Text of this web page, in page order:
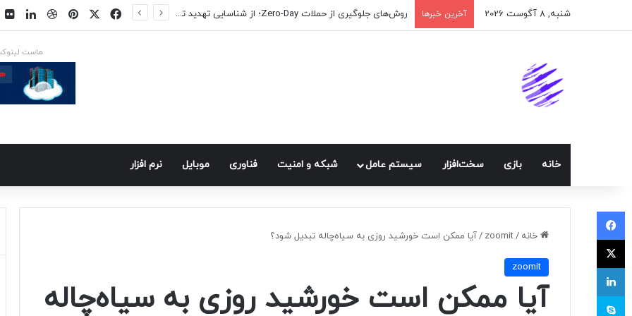
شنبه, 8 آگوست 2026 آخرین خبرها اپلیکیشن پیام‌رسان ایکس در راه است فیسبوک
ایکس پینتریستدریبببل
هاست
خانه بازی سخت‌افزار سيستم عامل شبكه و امنيت فناوری موبايل نرم افزار
خانه /
zoomit
/آیا ممکن است خورشید روزی به سیاه‌چاله تبدیل شود؟
zoomit
آیا ممکن است خورشید روزی به سیاه‌چاله
فیسبوک